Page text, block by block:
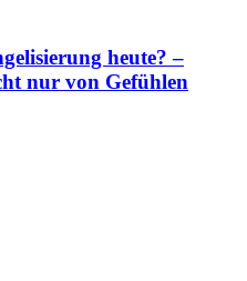
heute? –
nur von Gefühlen